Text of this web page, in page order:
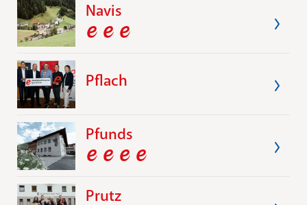
Navis
Pflach
Pfunds
Prutz